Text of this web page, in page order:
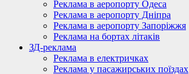
Реклама в аеропорту Одеса
Реклама в аеропорту Дніпра
Реклама в аеропорту Запоріжжя
Реклама на бортах літаків
ЗД-реклама
Реклама в електричках
Реклама у пасажирських поїздах